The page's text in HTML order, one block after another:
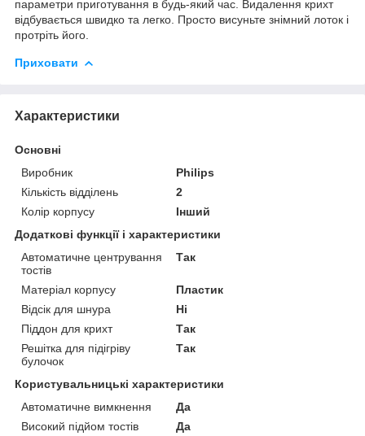
параметри приготування в будь-який час. Видалення крихт
відбувається швидко та легко. Просто висуньте знімний лоток і
протріть його.
Приховати
Характеристики
Основні
Виробник
Philips
Кількість відділень
2
Колір корпусу
Інший
Додаткові функції і характеристики
Автоматичне центрування
тостів
Так
Матеріал корпусу
Пластик
Відсік для шнура
Ні
Піддон для крихт
Так
Решітка для підігріву
булочок
Так
Користувальницькі характеристики
Автоматичне вимкнення
Да
Високий підйом тостів
Да